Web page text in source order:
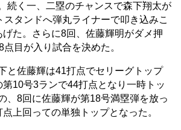
続く一、二塁のチャンスで森下翔太が
スタンドへ弾丸ライナーで叩き込みこ
た。さらに8回、佐藤輝明がダメ押
目が入り試合を決めた。
と佐藤輝は41打点でセリーグトップ
10号3ランで44打点となり一時トッ
、8回に佐藤輝が第18号満塁弾を放っ
上回っての単独トップとなった。